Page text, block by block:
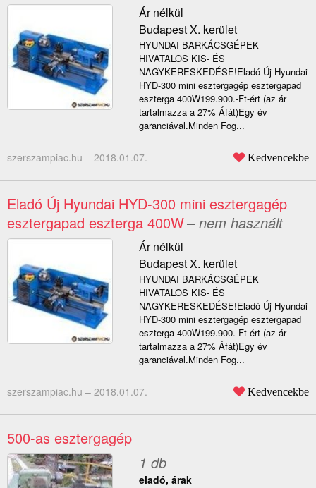
Ár nélkül
Budapest X. kerület
HYUNDAI BARKÁCSGÉPEK
HIVATALOS KIS- ÉS
NAGYKERESKEDÉSE!Eladó Új Hyundai
HYD-300 mini esztergagép esztergapad
eszterga 400W199.900.-Ft-ért (az ár
tartalmazza a 27% Áfát)Egy év
garanciával.Minden Fog...
szerszampiac.hu – 2018.01.07. Kedvencekbe
Eladó Új Hyundai HYD-300 mini esztergagép
esztergapad eszterga 400W– nem használt
Ár nélkül
Budapest X. kerület
HYUNDAI BARKÁCSGÉPEK
HIVATALOS KIS- ÉS
NAGYKERESKEDÉSE!Eladó Új Hyundai
HYD-300 mini esztergagép esztergapad
eszterga 400W199.900.-Ft-ért (az ár
tartalmazza a 27% Áfát)Egy év
garanciával.Minden Fog...
szerszampiac.hu – 2018.01.07. Kedvencekbe
500-as esztergagép
1 db
eladó, árak